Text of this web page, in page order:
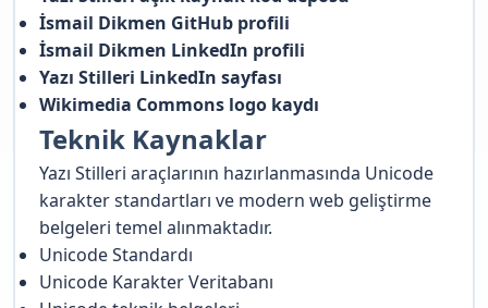
İsmail Dikmen GitHub profili
İsmail Dikmen LinkedIn profili
Yazı Stilleri LinkedIn sayfası
Wikimedia Commons logo kaydı
Teknik Kaynaklar
Yazı Stilleri araçlarının hazırlanmasında Unicode
karakter standartları ve modern web geliştirme
belgeleri temel alınmaktadır.
Unicode Standardı
Unicode Karakter Veritabanı